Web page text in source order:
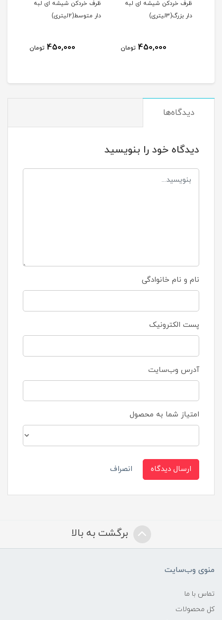
ظرف خردکن شیشه ای لبه
دار بزرگ(3لیتری)
450,000 تومان
ظرف خردکن شیشه ای لبه
دار متوسط(2لیتری)
450,000 تومان
دیدگاه‌ها
دیدگاه خود را بنویسید
نام و نام خانوادگی
پست الکترونیک
آدرس وب‌سایت
امتیاز شما به محصول
ارسال دیدگاه انصراف
برگشت به بالا
منوی وب‌سایت
تماس با ما
کل محصولات